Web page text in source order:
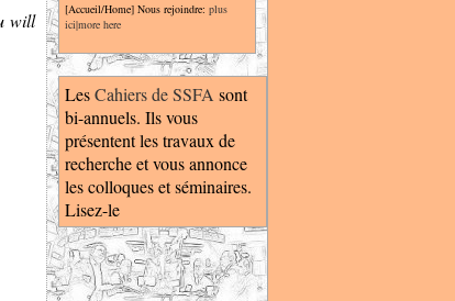
will
[Accueil/Home] Nous rejoindre: plus
ici|more here
LesCahiers de SSFA sont
bi-annuels. Ils vous
présentent les travaux de
recherche et vous annonce
les colloques et séminaires.
Lisez-le